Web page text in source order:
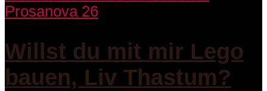
Prosanova 26
Willst du mit mir Lego
bauen, Liv Thastum?